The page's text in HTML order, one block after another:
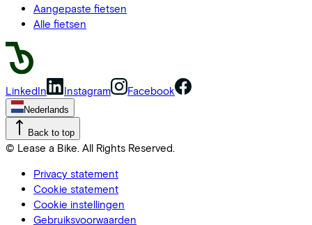
Aangepaste fietsen
Alle fietsen
LinkedIn Instagram Facebook
Nederlands
Back to top
© Lease a Bike. All Rights Reserved.
Privacy statement
Cookie statement
Cookie instellingen
Gebruiksvoorwaarden